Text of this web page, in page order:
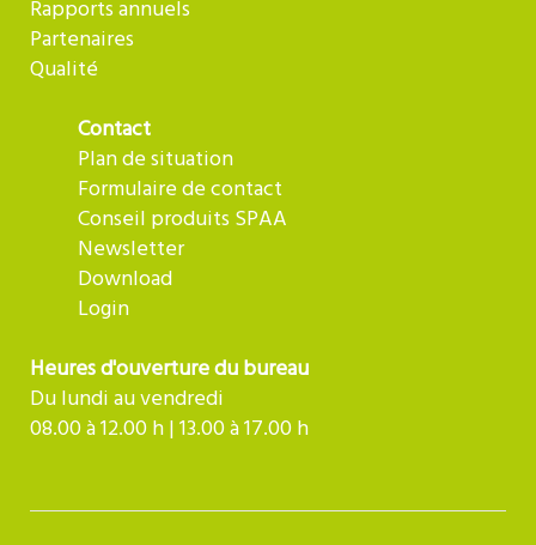
Rapports annuels
Partenaires
Qualité
Contact
Plan de situation
Formulaire de contact
Conseil produits SPAA
Newsletter
Download
Login
Heures d'ouverture du bureau
Du lundi au vendredi
08.00 à 12.00 h | 13.00 à 17.00 h